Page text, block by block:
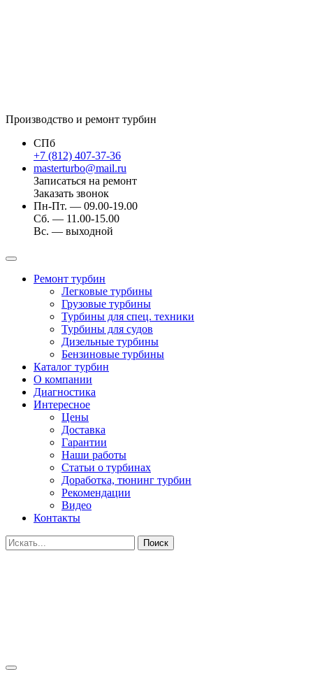
Производство и ремонт турбин
СПб
+7 (812) 407-37-36
masterturbo@mail.ru
Записаться на ремонт
Заказать звонок
Пн-Пт. — 09.00-19.00
Сб. — 11.00-15.00
Вс. — выходной
Ремонт турбин
Легковые турбины
Грузовые турбины
Турбины для спец. техники
Турбины для судов
Дизельные турбины
Бензиновые турбины
Каталог турбин
О компании
Диагностика
Интересное
Цены
Доставка
Гарантии
Наши работы
Статьи о турбинах
Доработка, тюнинг турбин
Рекомендации
Видео
Контакты
Поиск